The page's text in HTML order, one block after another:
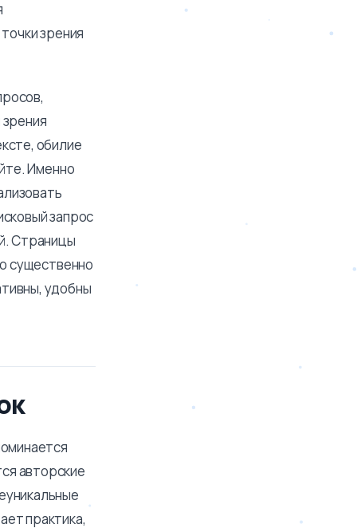
зрения
обилие
Именно
запрос
Страницы
существенно
удобны
авторские
практика,